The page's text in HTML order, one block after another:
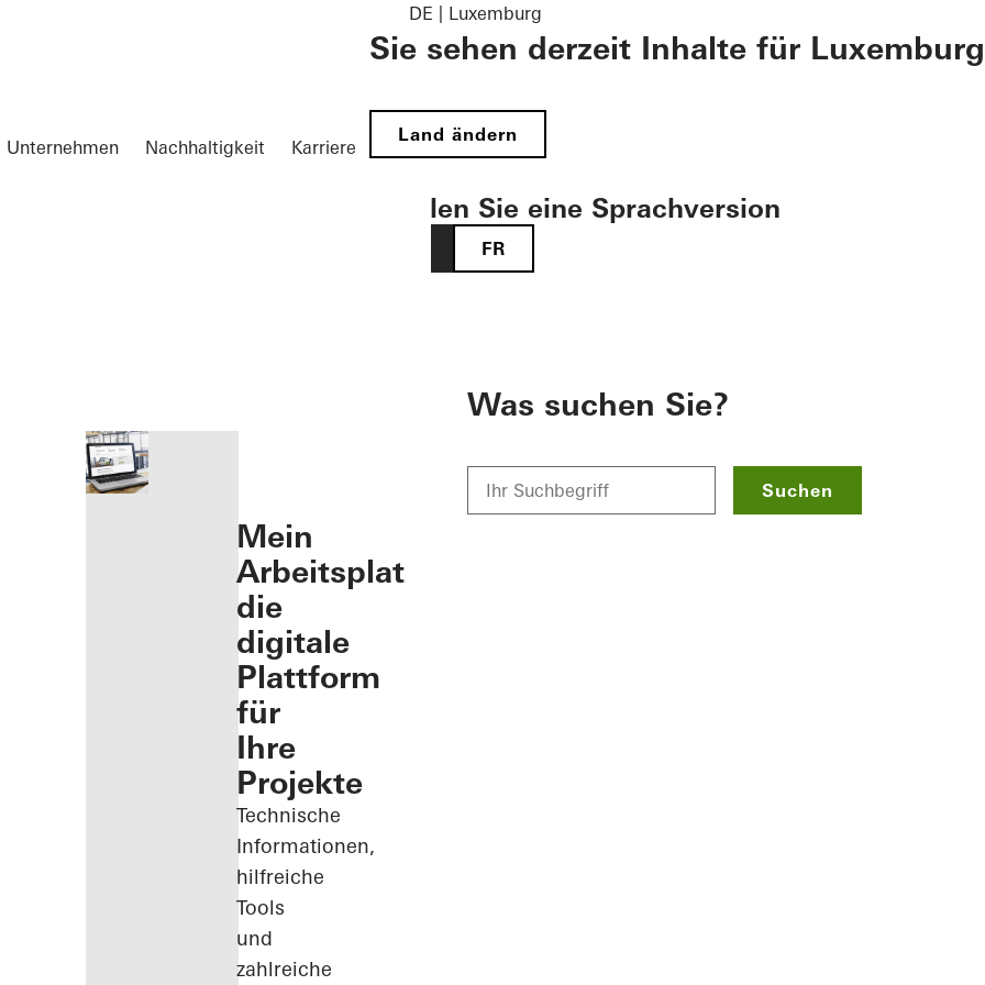
Unternehmen Nachhaltigkeit Karriere
DE | Luxemburg
Sie sehen derzeit Inhalte für Luxemburg
Land ändern
Wählen Sie eine Sprachversion
FR
Mein
Arbeitsplatz:
die
digitale
Plattform
für
Ihre
Projekte
Technische
Informationen,
hilfreiche
Tools
und
zahlreiche
Was suchen Sie?
Suchen